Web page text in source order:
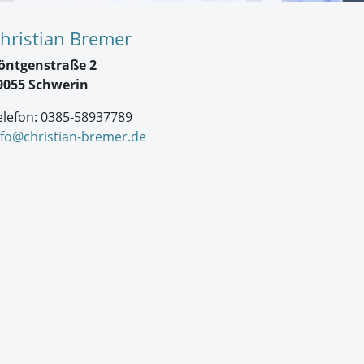
Bremer
2
Schwerin
0385-58937789
bremer.de